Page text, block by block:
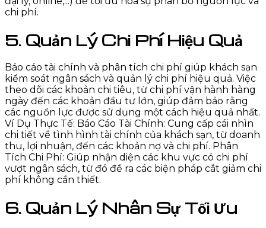
chi phí.
5. Quản Lý Chi Phí Hiệu Quả
Báo cáo tài chính và phân tích chi phí giúp khách sạn
kiểm soát ngân sách và quản lý chi phí hiệu quả. Việc
theo dõi các khoản chi tiêu, từ chi phí vận hành hàng
ngày đến các khoản đầu tư lớn, giúp đảm bảo rằng
các nguồn lực được sử dụng một cách hiệu quả nhất.
Ví Dụ Thực Tế: Báo Cáo Tài Chính: Cung cấp cái nhìn
chi tiết về tình hình tài chính của khách sạn, từ doanh
thu, lợi nhuận, đến các khoản nợ và chi phí. Phân
Tích Chi Phí: Giúp nhận diện các khu vực có chi phí
vượt ngân sách, từ đó đề ra các biện pháp cắt giảm chi
phí không cần thiết.
6. Quản Lý Nhân Sự Tối Ưu